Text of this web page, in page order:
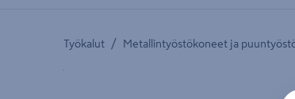
Työkalut / Metallintyöstökoneet ja
Yksityiskohtainen kuvaus löytyy